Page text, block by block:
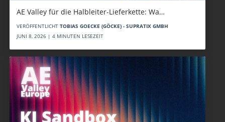
AE Valley für die Halbleiter-Lieferkette: Wa…
VERÖFFENTLICHT TOBIAS GOECKE (GÖCKE) - SUPRATIX GMBH
JUNI 8, 2026 | 4 MINUTEN LESEZEIT